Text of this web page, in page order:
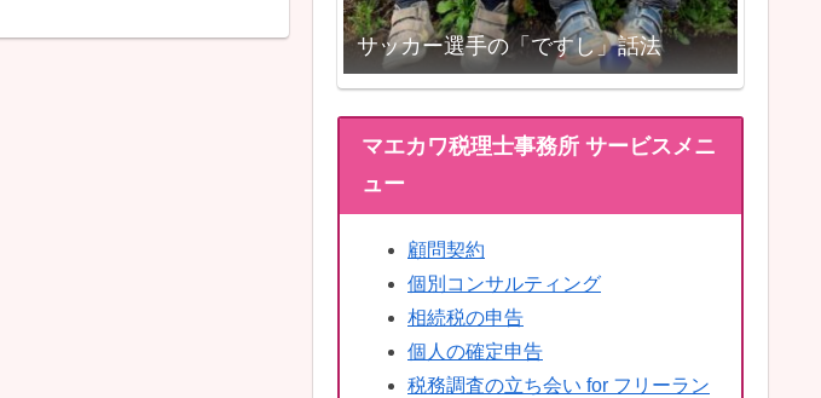
サッカー選手の「ですし」話法
マエカワ税理士事務所 サービスメニ
ュー
顧問契約
個別コンサルティング
相続税の申告
個人の確定申告
税務調査の立ち会い for フリーラン